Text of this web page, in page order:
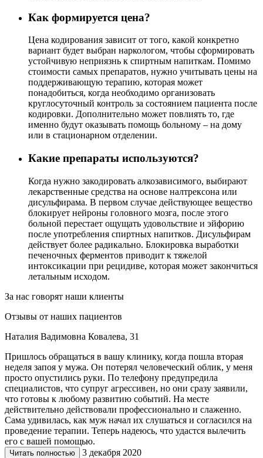
Как формируется цена?
Цена кодирования зависит от того, какой конкретно
вариант будет выбран наркологом, чтобы сформировать
устойчивую неприязнь к спиртным напиткам. Помимо
стоимости самых препаратов, нужно учитывать цены на
поддерживающую терапию, которая может
понадобиться, когда необходимо организовать
круглосуточный контроль за состоянием пациента после
кодировки. Дополнительно может повлиять то, где
именно будут оказывать помощь больному – на дому
или в стационарном отделении.
Какие препараты используются?
Когда нужно закодировать алкозависимого, выбирают
лекарственные средства на основе налтрексона или
дисульфирама. В первом случае действующее вещество
блокирует нейроны головного мозга, после этого
больной перестает ощущать удовольствие и эйфорию
после употребления спиртных напитков. Дисульфирам
действует более радикально. Блокировка выработки
печеночных ферментов приводит к тяжелой
интоксикации при рецидиве, которая может закончиться
летальным исходом.
За нас говорят наши клиенты
Отзывы от наших пациентов
Наталия Вадимовна Ковалева, 31
Пришлось обращаться в вашу клинику, когда пошла вторая
неделя запоя у мужа. Он потерял человеческий облик, у меня
просто опустились руки. По телефону предупредила
специалистов, что супруг агрессивен, но они сразу заявили,
что готовы к любому развитию событий. На месте
действительно действовали профессионально и слаженно.
Сама удивилась, как муж начал их слушаться и согласился на
проведение терапии. Теперь надеюсь, что удастся вылечить
его с вашей помощью.
Читать полностью 3 декабря 2020